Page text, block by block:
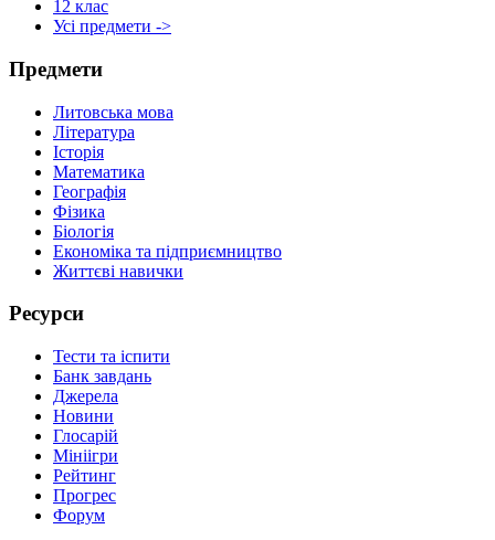
12 клас
Усі предмети ->
Предмети
Литовська мова
Література
Історія
Математика
Географія
Фізика
Біологія
Економіка та підприємництво
Життєві навички
Ресурси
Тести та іспити
Банк завдань
Джерела
Новини
Глосарій
Мініігри
Рейтинг
Прогрес
Форум